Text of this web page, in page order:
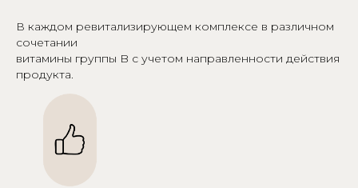
В каждом ревитализирующем комплексе в различном
сочетании
витамины группы B с учетом направленности действия
продукта.